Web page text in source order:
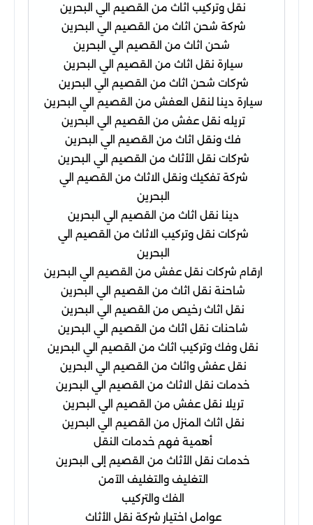
نقل وتركيب اثاث من القصيم الي البحرين
شركة شحن اثاث من القصيم الي البحرين
شحن اثاث من القصيم الي البحرين
سيارة نقل اثاث من القصيم الي البحرين
شركات شحن اثاث من القصيم الي البحرين
سيارة دينا لنقل العفش من القصيم الي البحرين
تريله نقل عفش من القصيم الي البحرين
فك ونقل اثاث من القصيم الي البحرين
شركات نقل الأثاث من القصيم الي البحرين
شركة تفكيك ونقل الاثاث من القصيم الي
البحرين
دينا نقل اثاث من القصيم الي البحرين
شركات نقل وتركيب الاثاث من القصيم الي
البحرين
ارقام شركات نقل عفش من القصيم الي البحرين
شاحنة نقل اثاث من القصيم الي البحرين
نقل اثاث رخيص من القصيم الي البحرين
شاحنات نقل اثاث من القصيم الي البحرين
نقل وفك وتركيب اثاث من القصيم الي البحرين
نقل عفش واثاث من القصيم الي البحرين
خدمات نقل الاثاث من القصيم الي البحرين
تريلا نقل عفش من القصيم الي البحرين
نقل اثاث المنزل من القصيم الي البحرين
أهمية فهم خدمات النقل
خدمات نقل الأثاث من القصيم إلى البحرين
التغليف والتغليف الآمن
الفك والتركيب
عوامل اختيار شركة نقل الأثاث